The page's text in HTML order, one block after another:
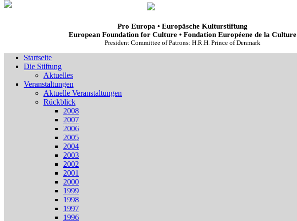
Pro Europa • Europäsche Kulturstiftung
European Foundation for Culture • Fondation Européene de la Culture
President Committee of Patrons: H.R.H. Prince of Denmark
Startseite
Die Stiftung
Aktuelles
Veranstaltungen
Aktuelle Veranstaltungen
Rückblick
2008
2007
2006
2005
2004
2003
2002
2001
2000
1999
1998
1997
1996